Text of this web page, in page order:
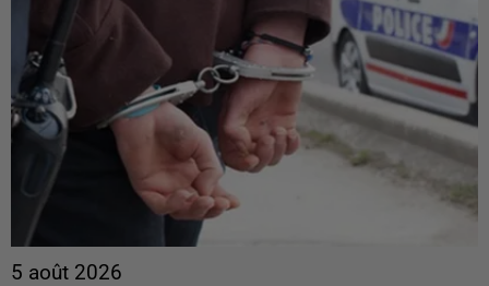
5 août 2026